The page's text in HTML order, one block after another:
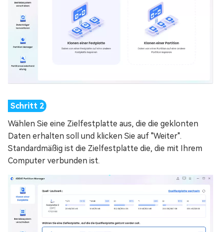
Wählen Sie eine Zielfestplatte aus, die die geklonten
Daten erhalten soll und klicken Sie auf "Weiter".
Standardmäßig ist die Zielfestplatte die, die mit Ihrem
Computer verbunden ist.